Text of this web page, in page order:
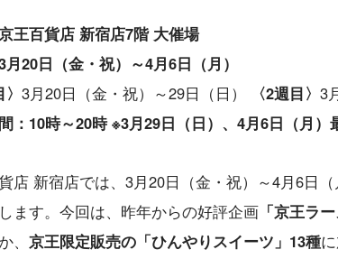
王百貨店 新宿店7階 大催場
20日（金・祝）～4月6日（月）
3月20日（金・祝）～29日（日） 〈2週目〉 3
：10時～20時 ※3月29日（日）、4月6日（月）
店 新宿店では、3月20日（金・祝）～4月6日
ます。今回は、昨年からの好評企画「京王ラ
、 京王限定販売の「ひんやりスイーツ」13種